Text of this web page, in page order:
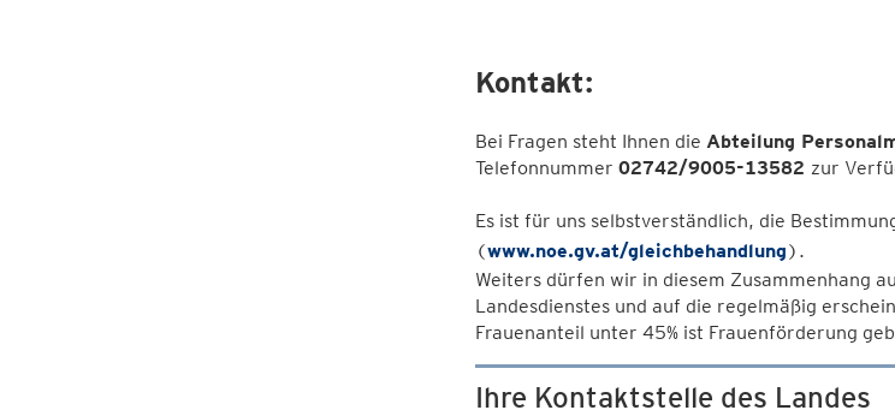
Kontakt:
Bei Fragen steht Ihnen die Abteilung
Telefonnummer 02742/9005-13582 zur
Es ist für uns selbstverständlich, die
(www.noe.gv.at/gleichbehandlung).
Weiters dürfen wir in diesem Zusammenhang
Landesdienstes und auf die regelmäßig
Frauenanteil unter 45% ist Frauenförderung
Ihre Kontaktstelle des Landes